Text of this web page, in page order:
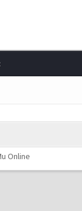
Online